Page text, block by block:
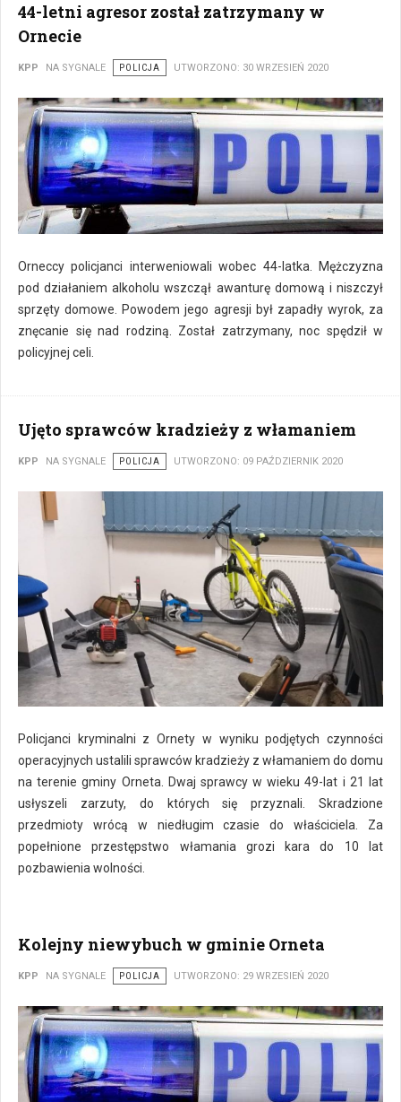
44-letni agresor został zatrzymany w
Ornecie
KPP NA SYGNALE POLICJA UTWORZONO: 30 WRZESIEŃ 2020
Orneccy policjanci interweniowali wobec 44-latka. Mężczyzna
pod działaniem alkoholu wszczął awanturę domową i niszczył
sprzęty domowe. Powodem jego agresji był zapadły wyrok, za
znęcanie się nad rodziną. Został zatrzymany, noc spędził w
policyjnej celi.
Ujęto sprawców kradzieży z włamaniem
KPP NA SYGNALE POLICJA UTWORZONO: 09 PAŹDZIERNIK 2020
Policjanci kryminalni z Ornety w wyniku podjętych czynności
operacyjnych ustalili sprawców kradzieży z włamaniem do domu
na terenie gminy Orneta. Dwaj sprawcy w wieku 49-lat i 21 lat
usłyszeli zarzuty, do których się przyznali. Skradzione
przedmioty wrócą w niedługim czasie do właściciela. Za
popełnione przestępstwo włamania grozi kara do 10 lat
pozbawienia wolności.
Kolejny niewybuch w gminie Orneta
KPP NA SYGNALE POLICJA UTWORZONO: 29 WRZESIEŃ 2020